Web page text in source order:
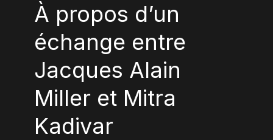
À propos d’un
échange entre
Jacques Alain
Miller et Mitra
Kadivar